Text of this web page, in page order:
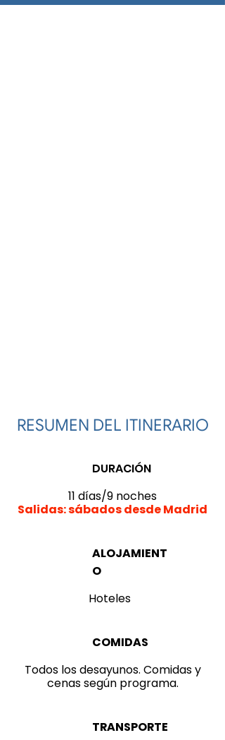
RESUMEN DEL ITINERARIO
DURACIÓN
11 días/9 noches
Salidas: sábados desde Madrid
ALOJAMIENT
O
Hoteles
COMIDAS
Todos los desayunos. Comidas y
cenas según programa.
TRANSPORTE